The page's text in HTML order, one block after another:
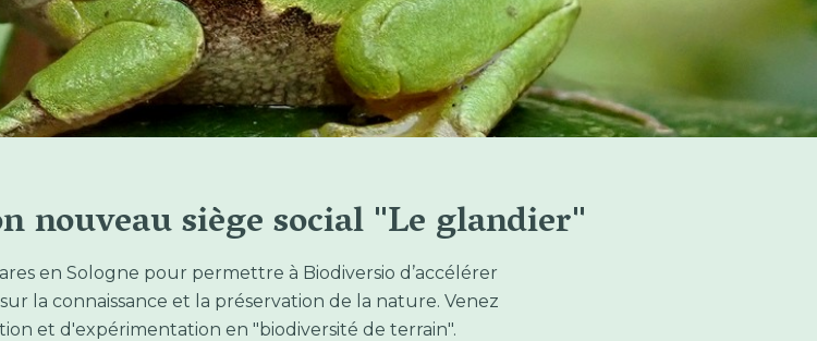
nouveau siège social "Le glandier"
en Sologne pour permettre à Biodiversio d’accélérer
la connaissance et la préservation de la nature. Venez
et d'expérimentation en "biodiversité de terrain".